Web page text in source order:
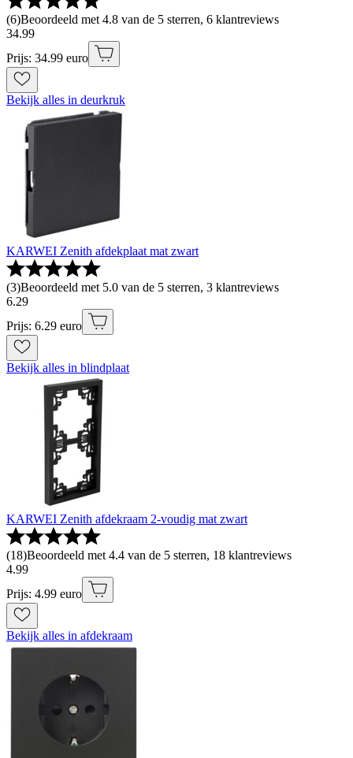
(6)Beoordeeld met 4.8 van de 5 sterren, 6 klantreviews
34.99
Prijs: 34.99 euro
Bekijk alles in deurkruk
KARWEI Zenith afdekplaat mat zwart
(3)Beoordeeld met 5.0 van de 5 sterren, 3 klantreviews
6.29
Prijs: 6.29 euro
Bekijk alles in blindplaat
KARWEI Zenith afdekraam 2-voudig mat zwart
(18)Beoordeeld met 4.4 van de 5 sterren, 18 klantreviews
4.99
Prijs: 4.99 euro
Bekijk alles in afdekraam